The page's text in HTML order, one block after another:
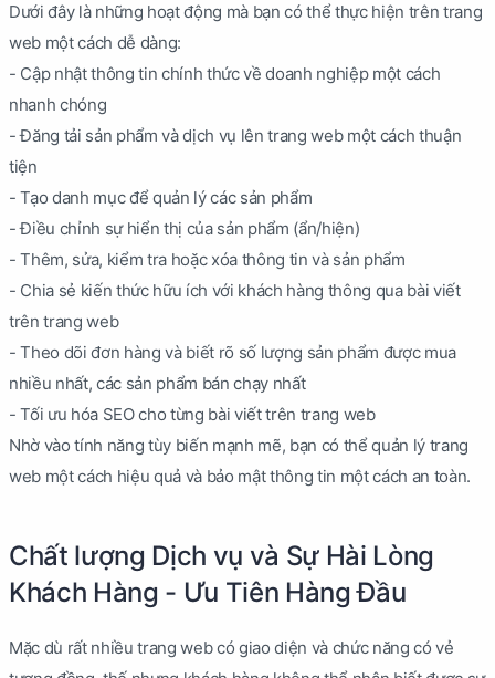
Dưới đây là những hoạt động mà bạn có thể thực hiện trên trang
web một cách dễ dàng:
- Cập nhật thông tin chính thức về doanh nghiệp một cách
nhanh chóng
- Đăng tải sản phẩm và dịch vụ lên trang web một cách thuận
tiện
- Tạo danh mục để quản lý các sản phẩm
- Điều chỉnh sự hiển thị của sản phẩm (ẩn/hiện)
- Thêm, sửa, kiểm tra hoặc xóa thông tin và sản phẩm
- Chia sẻ kiến thức hữu ích với khách hàng thông qua bài viết
trên trang web
- Theo dõi đơn hàng và biết rõ số lượng sản phẩm được mua
nhiều nhất, các sản phẩm bán chạy nhất
- Tối ưu hóa SEO cho từng bài viết trên trang web
Nhờ vào tính năng tùy biến mạnh mẽ, bạn có thể quản lý trang
web một cách hiệu quả và bảo mật thông tin một cách an toàn.
Chất lượng Dịch vụ và Sự Hài Lòng
Khách Hàng - Ưu Tiên Hàng Đầu
Mặc dù rất nhiều trang web có giao diện và chức năng có vẻ